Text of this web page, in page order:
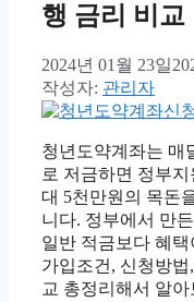
행 금리 비교
2024년 01월 23일
작성자: 관리자
청년도약계좌는 매
로 저금하면 정부지
대 5천만원의 목돈
니다. 정부에서 만
일반 적금보다 혜
가입조건, 신청방법
교 총정리해서 알